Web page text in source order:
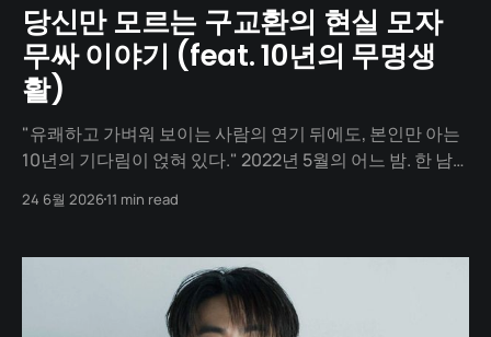
당신만 모르는 구교환의 현실 모자
무싸 이야기 (feat. 10년의 무명생
활)
"유쾌하고 가벼워 보이는 사람의 연기 뒤에도, 본인만 아는
10년의 기다림이 얹혀 있다." 2022년 5월의 어느 밤. 한 남
스 「D.P.」의 한호열 역으로 TV 부문 남자 신인 연기상을 받
연 자리를 꿰찬 사람입니다.
24 6월 202611 min read